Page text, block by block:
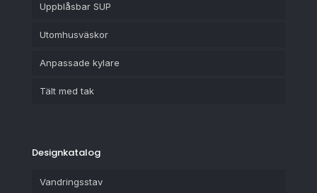
Uppblåsbar SUP
Utomhusväskor
Anpassade kylare
Tält med tak
Designkatalog
Vandringsstav